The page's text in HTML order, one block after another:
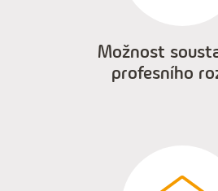
Možnost
profesního